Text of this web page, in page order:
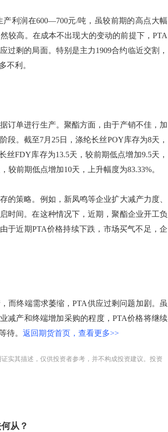
利润在600—700元/吨，虽较前期的高点大幅
较高。在成本不出现大的变动的前提下，PTA
过剩的局面。特别是主力1909合约临近交割，
不利。
单进行生产。聚酯方面，由于产销不佳，加
。截至7月25日，涤纶长丝POY库存为8天，
丝FDY库存为13.5天，较前期低点增加9.5天，
较前期低点增加10天，上升幅度为83.33%。
策略。例如，新凤鸣等企业扩大减产力度、
时间。在这种情况下，近期，聚酯企业开工负
于近期PTA价格持续下跌，市场买气不足，企
终端需求萎缩，PTA供应过剩问题加剧。虽
减产和终端增加采购的程度，PTA价格将继续
待。 返回期货首页，查看更多>>
实其描述，仅供投资者参考，并不构成投资建议。投资
从？